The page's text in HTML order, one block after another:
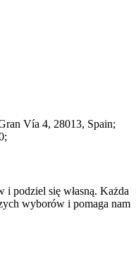
Vía 4, 28013, Spain;
podziel się własną. Każda
wyborów i pomaga nam